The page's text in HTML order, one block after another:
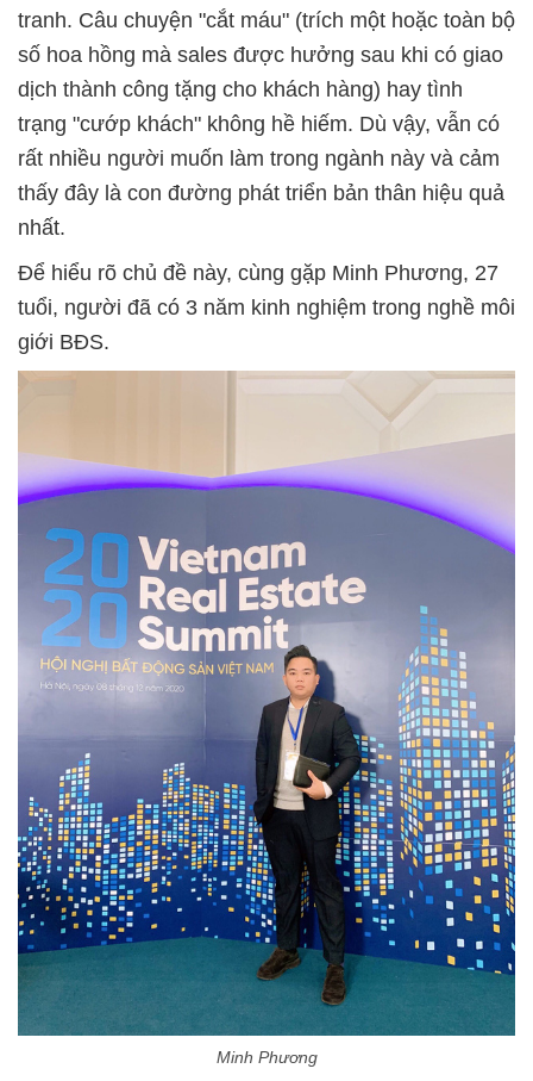
tranh. Câu chuyện "cắt máu" (trích một hoặc toàn bộ
số hoa hồng mà sales được hưởng sau khi có giao
dịch thành công tặng cho khách hàng) hay tình
trạng "cướp khách" không hề hiếm. Dù vậy, vẫn có
rất nhiều người muốn làm trong ngành này và cảm
thấy đây là con đường phát triển bản thân hiệu quả
nhất.
Để hiểu rõ chủ đề này, cùng gặp Minh Phương, 27
tuổi, người đã có 3 năm kinh nghiệm trong nghề môi
giới BĐS.
Minh Phương